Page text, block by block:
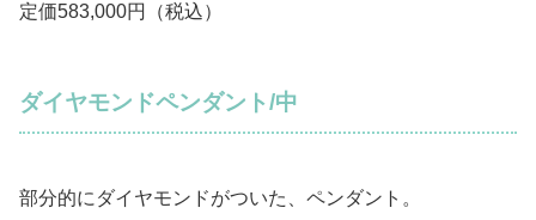
定価583,000円（税込）
ダイヤモンドペンダント/中
部分的にダイヤモンドがついた、ペンダント。